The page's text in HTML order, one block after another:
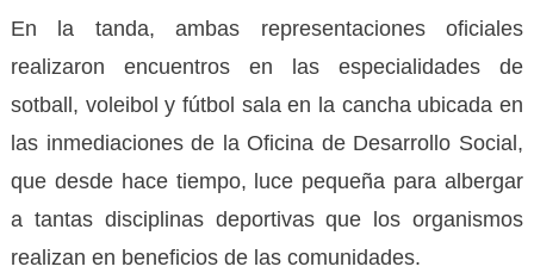
En la tanda, ambas representaciones oficiales
realizaron encuentros en las especialidades de
sotball, voleibol y fútbol sala en la cancha ubicada en
las inmediaciones de la Oficina de Desarrollo Social,
que desde hace tiempo, luce pequeña para albergar
a tantas disciplinas deportivas que los organismos
realizan en beneficios de las comunidades.